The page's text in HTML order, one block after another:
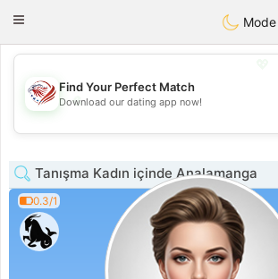
Dating
Toggle
Mode
💖
💕
Find Your Perfect Match
Download our dating app now!
Tanışma Kadın içinde Analamanga
0.3/1